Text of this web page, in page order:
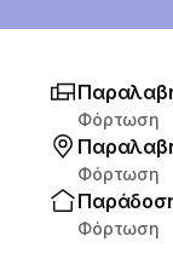
Φόρτωση
Φόρτωση
Φόρτωση